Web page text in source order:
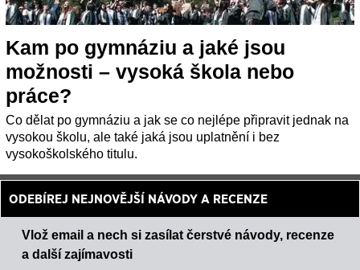
Kam po gymnáziu a jaké jsou
možnosti – vysoká škola nebo
práce?
Co dělat po gymnáziu a jak se co nejlépe připravit jednak na
vysokou školu, ale také jaká jsou uplatnění i bez
vysokoškolského titulu.
ODEBÍREJ NEJNOVĚJŠÍ NÁVODY A RECENZE
Vlož email a nech si zasílat čerstvé návody, recenze
a další zajímavosti